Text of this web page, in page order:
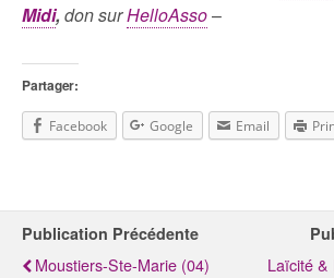
Midi, don surHelloAsso–
Partager:
Facebook Google Email
Publication Précédente
Moustiers-Ste-Marie (04)
Laïcité &